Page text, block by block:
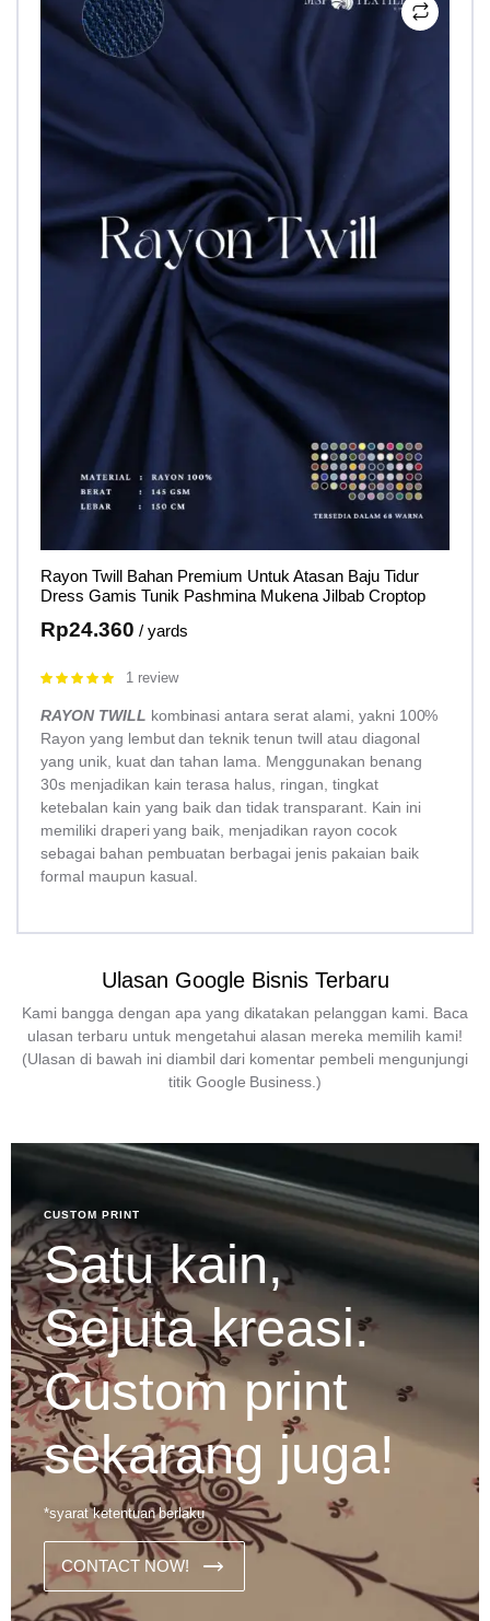
Rayon Twill Bahan Premium Untuk Atasan Baju Tidur
Dress Gamis Tunik Pashmina Mukena Jilbab Croptop
Rp24.360 / yards
Rated
1 review
RAYON TWILL kombinasi antara serat alami, yakni 100%
Rayon yang lembut dan teknik tenun twill atau diagonal
yang unik, kuat dan tahan lama. Menggunakan benang
30s menjadikan kain terasa halus, ringan, tingkat
ketebalan kain yang baik dan tidak transparant. Kain ini
memiliki draperi yang baik, menjadikan rayon cocok
sebagai bahan pembuatan berbagai jenis pakaian baik
formal maupun kasual.
Ulasan Google Bisnis Terbaru
Kami bangga dengan apa yang dikatakan pelanggan kami. Baca
ulasan terbaru untuk mengetahui alasan mereka memilih kami!
(Ulasan di bawah ini diambil dari komentar pembeli mengunjungi
titik Google Business.)
CUSTOM PRINT
Satu kain,
Sejuta kreasi.
Custom print
sekarang juga!
*syarat ketentuan berlaku
CONTACT NOW!